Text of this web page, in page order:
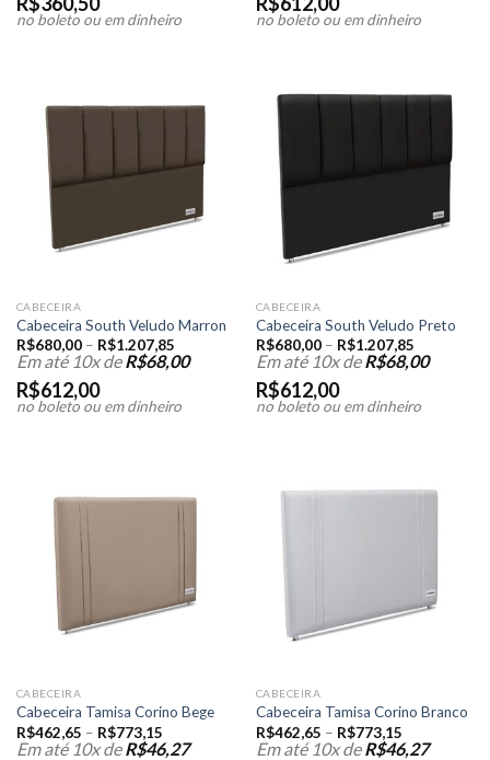
no boleto ou em dinheiro no boleto ou em dinheiro
CABECEIRA
Cabeceira South Veludo Marron
R$680,00– R$1.207,85
Em até 10x deR$68,00
R$612,00
no boleto ou em dinheiro
CABECEIRA
Cabeceira South Veludo Preto
R$680,00– R$1.207,85
Em até 10x deR$68,00
R$612,00
no boleto ou em dinheiro
CABECEIRA
Cabeceira Tamisa Corino Bege
R$462,65 – R$773,15
Em até 10x deR$46,27
CABECEIRA
Cabeceira Tamisa Corino Branco
R$462,65 – R$773,15
Em até 10x deR$46,27